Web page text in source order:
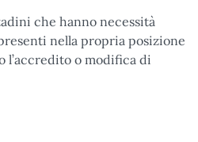
che hanno necessità
nella propria posizione
l’accredito o modifica di